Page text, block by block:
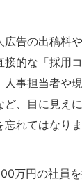
広告の出稿料
的な「採用
人事担当者や
ど、目に見え
れてはなりま
万円の社員